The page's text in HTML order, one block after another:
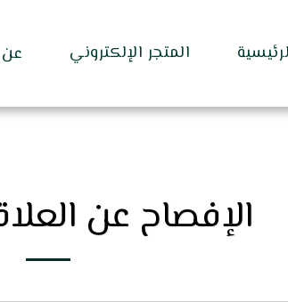
المتجر الإلكتروني عن
الإفصاح عن